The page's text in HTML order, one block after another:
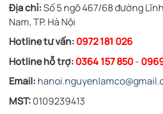
Địa chỉ:Số 5 ngõ 467/68 đường
Nam, TP. Hà Nội
Hotline tư vấn: 0972 181 026
Hotline hỗ trợ: 0364 157 850-
Email:
MST: 0109239413